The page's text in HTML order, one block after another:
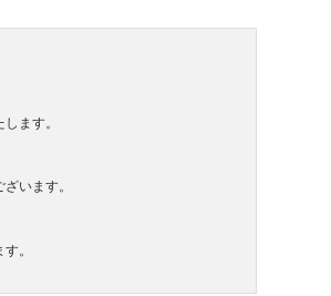
ます。
います。
。